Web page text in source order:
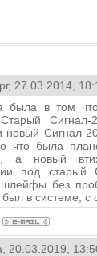
27.03.2014,
была в том
новый Сигнал-
что была
а новый
под
без
был в системе,
20.03.2019,